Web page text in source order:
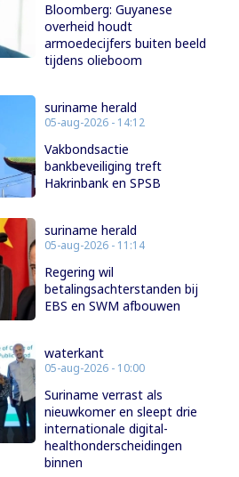
Bloomberg: Guyanese
overheid houdt
armoedecijfers buiten beeld
tijdens olieboom
suriname herald
05-aug-2026 - 14:12
Vakbondsactie
bankbeveiliging treft
Hakrinbank en SPSB
suriname herald
05-aug-2026 - 11:14
Regering wil
betalingsachterstanden bij
EBS en SWM afbouwen
waterkant
05-aug-2026 - 10:00
Suriname verrast als
nieuwkomer en sleept drie
internationale digital-
healthonderscheidingen
binnen